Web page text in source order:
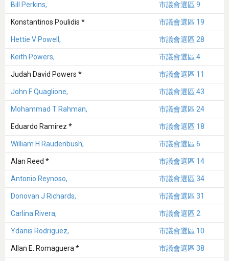
Bill Perkins, 市議會選區 9
Konstantinos Poulidis * 市議會選區 19
Hettie V Powell, 市議會選區 28
Keith Powers, 市議會選區 4
Judah David Powers * 市議會選區 11
John F Quaglione, 市議會選區 43
Mohammad T Rahman, 市議會選區 24
Eduardo Ramirez * 市議會選區 18
William H Raudenbush, 市議會選區 6
Alan Reed * 市議會選區 14
Antonio Reynoso, 市議會選區 34
Donovan J Richards, 市議會選區 31
Carlina Rivera, 市議會選區 2
Ydanis Rodriguez, 市議會選區 10
Allan E. Romaguera * 市議會選區 38